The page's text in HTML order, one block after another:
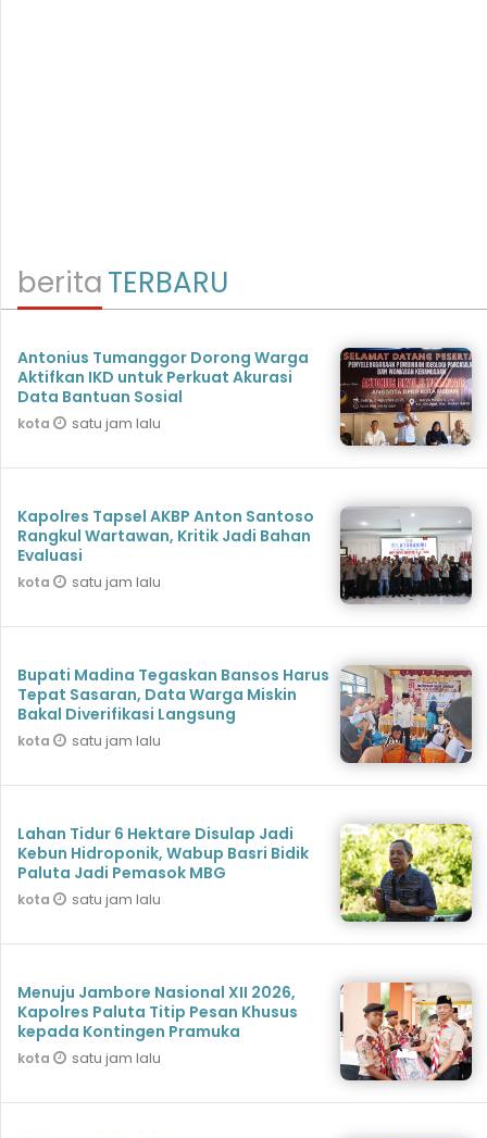
beritaTERBARU
Antonius Tumanggor Dorong Warga
Aktifkan IKD untuk Perkuat Akurasi
Data Bantuan Sosial
kota satu jam lalu
Kapolres Tapsel AKBP Anton Santoso
Rangkul Wartawan, Kritik Jadi Bahan
Evaluasi
kota satu jam lalu
Bupati Madina Tegaskan Bansos Harus
Tepat Sasaran, Data Warga Miskin
Bakal Diverifikasi Langsung
kota satu jam lalu
Lahan Tidur 6 Hektare Disulap Jadi
Kebun Hidroponik, Wabup Basri Bidik
Paluta Jadi Pemasok MBG
kota satu jam lalu
Menuju Jambore Nasional XII 2026,
Kapolres Paluta Titip Pesan Khusus
kepada Kontingen Pramuka
kota satu jam lalu